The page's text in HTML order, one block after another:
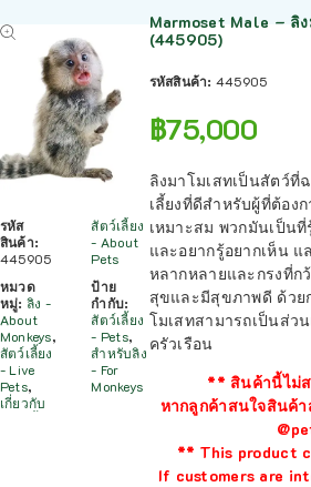
รหัส
สินค้า:
445905
หมวด
หมู่: ลิง -
About
Monkeys,
สัตว์เลี้ยง
- Live
Pets,
เกี่ยวกับ
สัตว์เลี้ยง
- About
Pets
ป้าย
กำกับ:
สัตว์เลี้ยง
- Pets,
สำหรับลิง
- For
Monkeys
Marmoset Male – ลิ
(445905)
รหัสสินค้า: 445905
฿75,000
ลิงมาโมเสทเป็นสัตว์ที่
เลี้ยงที่ดีสำหรับผู้ที่ต้อง
เหมาะสม พวกมันเป็น
และอยากรู้อยากเห็น
หลากหลายและกรงที่ก
สุขและมีสุขภาพดี ด้วย
โมเสทสามารถเป็นส่ว
ครัวเรือน
** สินค้านี้ไม่
หากลูกค้าสนใจสินค้า
** This product
If customers are